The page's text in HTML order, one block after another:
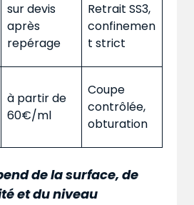
sur devis
après
repérage
Retrait SS3,
confinemen
t strict
à partir de
60€/ml
Coupe
contrôlée,
obturation
de la surface, de
et du niveau